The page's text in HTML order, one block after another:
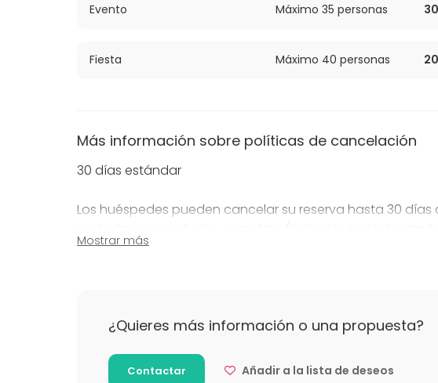
Evento Máximo 35 personas
Fiesta Máximo 40 personas
Más información sobre políticas de cancelación
30 días estándar
Los huéspedes pueden cancelar su reserva hasta 30
Las cancelaciones de reservas enviadas con menos de 7
Mostrar más
¿Quieres más información o una propuesta?
Contactar Añadir a la lista de deseos